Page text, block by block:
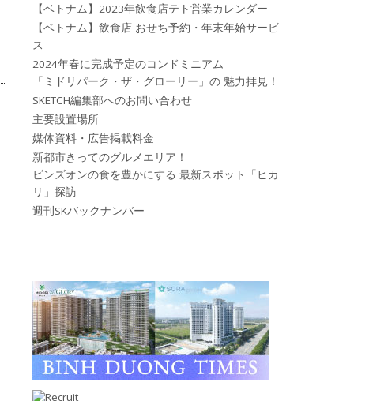
【ベトナム】2023年飲食店テト営業カレンダー
【ベトナム】飲食店 おせち予約・年末年始サービ
ス
2024年春に完成予定のコンドミニアム
「ミドリパーク・ザ・グローリー」の 魅力拝見！
SKETCH編集部へのお問い合わせ
主要設置場所
媒体資料・広告掲載料金
新都市きってのグルメエリア！
ビンズオンの食を豊かにする 最新スポット「ヒカ
リ」探訪
週刊SKバックナンバー